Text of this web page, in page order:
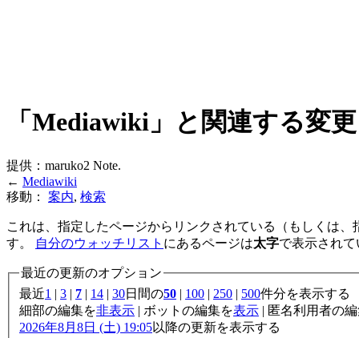
「Mediawiki」と関連する変更
提供：maruko2 Note.
← Mediawiki
移動： 案内, 検索
これは、指定したページからリンクされている（もしくは
す。
自分のウォッチリスト にあるページは太字で表示され
最近の更新のオプション
最近1 3 7 14 30日間の50 100 250 500件分を表示する
細部の編集を非表示 | ボットの編集を表示 | 匿名利用者の
2026年8月8日 (土) 19:05以降の更新を表示する